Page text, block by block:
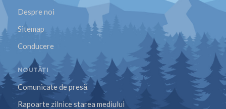
Despre noi
Sitemap
Conducere
NOUTĂȚI
Comunicate de presă
Rapoarte zilnice starea mediului